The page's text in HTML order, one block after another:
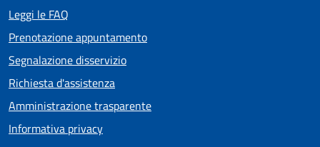
Leggi le FAQ
Prenotazione appuntamento
Segnalazione disservizio
Richiesta d'assistenza
Amministrazione trasparente
Informativa privacy